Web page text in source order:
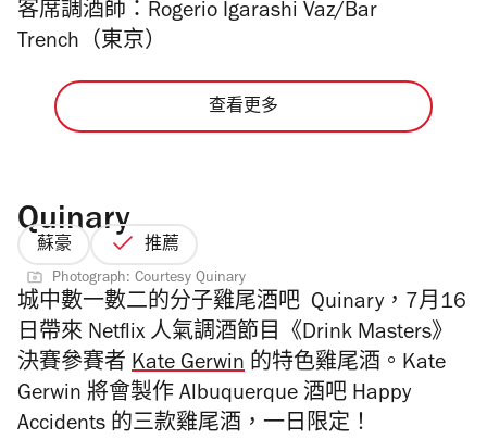
客席調酒師：Rogerio Igarashi Vaz/Bar
Trench（東京）
查看更多
Quinary
蘇豪 推薦
Photograph: Courtesy Quinary
城中數一數二的分子雞尾酒吧 Quinary，7月16
日帶來 Netflix 人氣調酒節目《Drink Masters》
決賽參賽者 Kate Gerwin 的特色雞尾酒。Kate
Gerwin 將會製作 Albuquerque 酒吧 Happy
Accidents 的三款雞尾酒，一日限定！